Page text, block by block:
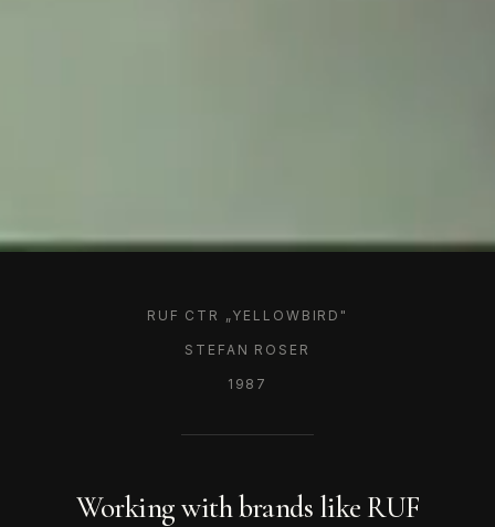
RUF CTR „YELLOWBIRD"
STEFAN ROSER
1987
Working with brands like RUF